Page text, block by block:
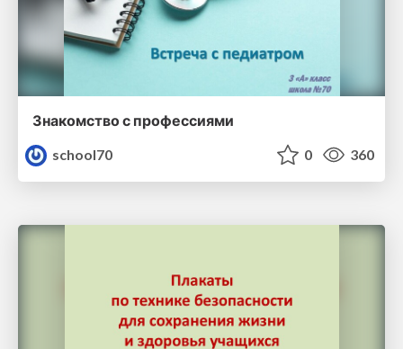
Знакомство с профессиями
school70
0 360